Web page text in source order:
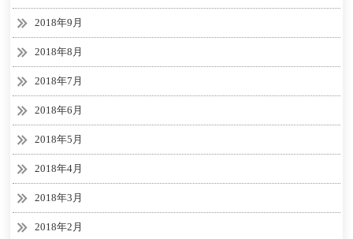
2018年9月
2018年8月
2018年7月
2018年6月
2018年5月
2018年4月
2018年3月
2018年2月